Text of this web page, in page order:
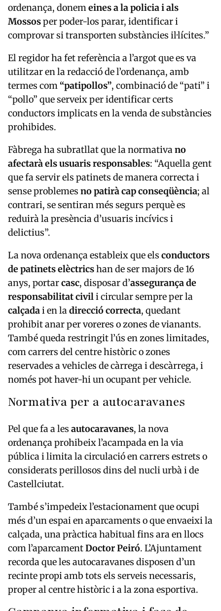
ordenança, donemeines a la policia i als
Mossosper poder-los parar, identificar i
comprovar si transporten substàncies il·lícites.”
El regidor ha fet referència a l’argot que es va
utilitzar en la redacció de l’ordenança, amb
termes com “patipollos”, combinació de “pati” i
“pollo” que serveix per identificar certs
conductors implicats en la venda de substàncies
prohibides.
Fàbrega ha subratllat que la normativano
afectarà els usuaris responsables: “Aquella gent
que fa servir els patinets de manera correcta i
sense problemes no patirà cap conseqüència; al
contrari, se sentiran més segurs perquè es
reduirà la presència d’usuaris incívics i
delictius”.
La nova ordenança estableix que els conductors
de patinets elèctricshan de ser majors de 16
anys, portarcasc, disposar d’assegurança de
responsabilitat civili circular sempre per la
calçadai en ladirecció correcta, quedant
prohibit anar per voreres o zones de vianants.
També queda restringit l’ús en zones limitades,
com carrers del centre històric o zones
reservades a vehicles de càrrega i descàrrega, i
només pot haver-hi un ocupant per vehicle.
Normativa per a autocaravanes
Pel que fa a les autocaravanes, la nova
ordenança prohibeix l’acampada en la via
pública i limita la circulació en carrers estrets o
considerats perillosos dins del nucli urbà i de
Castellciutat.
També s’impedeix l’estacionament que ocupi
més d’un espai en aparcaments o que envaeixi la
calçada, una pràctica habitual fins ara en llocs
com l’aparcamentDoctor Peiró. L’Ajuntament
recorda que les autocaravanes disposen d’un
recinte propi amb tots els serveis necessaris,
proper al centre històric i a la zona esportiva.